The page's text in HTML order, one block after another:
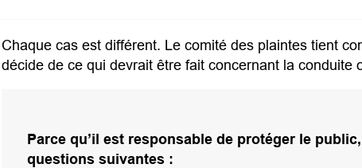
Chaque cas est différent. Le comité des plaintes tient
décide de ce qui devrait être fait concernant la conduite
Parce qu’il est responsable de protéger le
questions suivantes :